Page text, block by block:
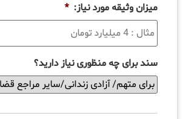
میزان وثیقه مورد نیاز: *
سند برای چه منظوری نیاز دارید؟